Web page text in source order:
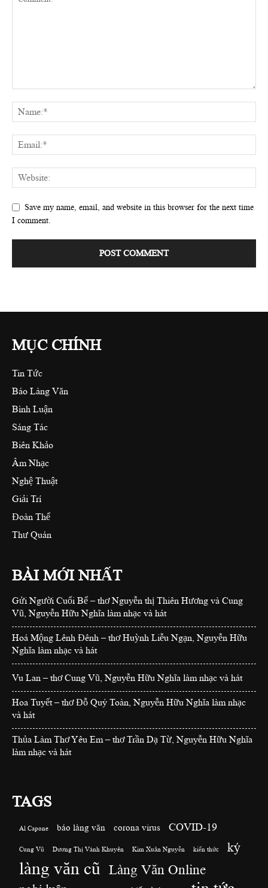
Save my name, email, and website in this browser for the next time
I comment.
MỤC CHÍNH
Tin Tức
Báo Làng Văn
Bình Luận
Sáng Tác
Biên Khảo
Âm Nhạc
Nghệ Thuật
Giải Trí
Đoàn Thể
Thư Quán
BÀI MỚI NHẤT
Gửi Người Cuối Bể – thơ Nguyễn thị Thiên Hương và Cung
Vũ, Nguyễn Hữu Nghĩa làm nhạc và hát
Hoá Mộng Lênh Đênh – thơ Huỳnh Liễu Ngạn, Nguyễn Hữu
Nghĩa làm nhạc và hát
Vu Lan – thơ Cung Vũ, Nguyễn Hữu Nghĩa làm nhạc và hát
Hoa Tuyết – thơ Đỗ Quý Toàn, Nguyễn Hữu Nghĩa làm nhạc
và hát
Thủa Làm Thơ Yêu Em – thơ Trần Dạ Từ, Nguyễn Hữu Nghĩa
làm nhạc và hát
TAGS
Al Capone báo làng văn corona virus COVID-19
Cung Vũ Dương Thị Vành Khuyên Kim Xuân Nguyễn kiến thức ký
làng văn cũ Làng Văn Online